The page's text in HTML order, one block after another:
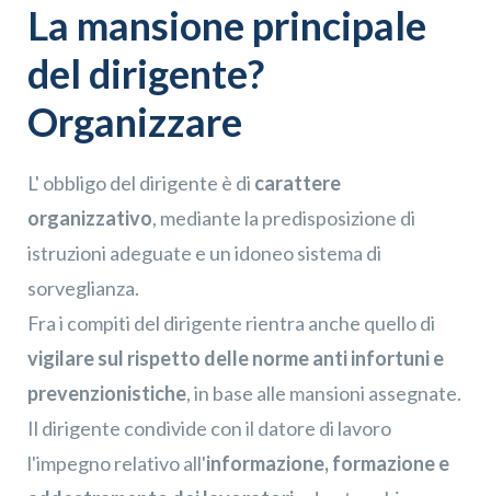
La mansione principale
del dirigente?
Organizzare
L' obbligo del dirigente è di carattere
organizzativo, mediante la predisposizione di
istruzioni adeguate e un idoneo sistema di
sorveglianza.
Fra i compiti del dirigente rientra anche quello di
vigilare sul rispetto delle norme anti infortuni e
prevenzionistiche, in base alle mansioni assegnate.
Il dirigente condivide con il datore di lavoro
l'impegno relativo all'informazione, formazione e